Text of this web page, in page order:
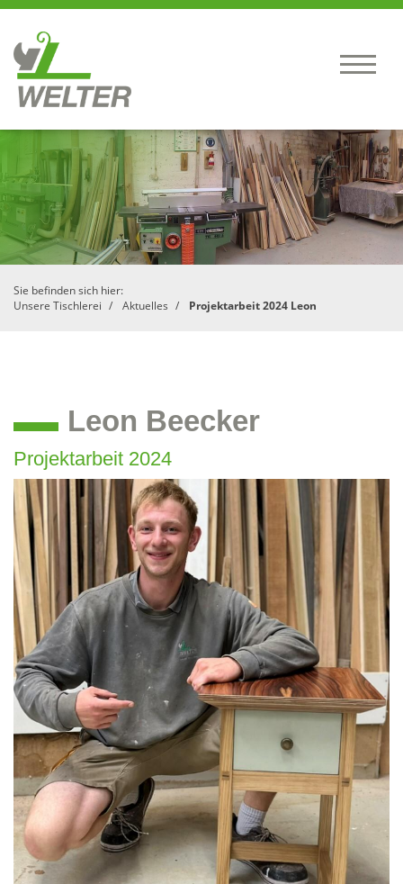
Sie befinden sich hier:
Unsere Tischlerei
Aktuelles Projektarbeit 2024 Leon
Leon Beecker
Projektarbeit 2024